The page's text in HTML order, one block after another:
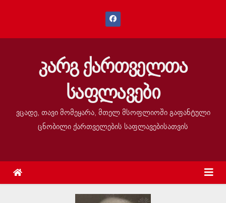
კარგ ქართველთა
საფლავები
ვცადე, თავი მომეყარა, მთელ მსოფლიოში გაფანტული
ცნობილი ქართველების საფლავებისათვის